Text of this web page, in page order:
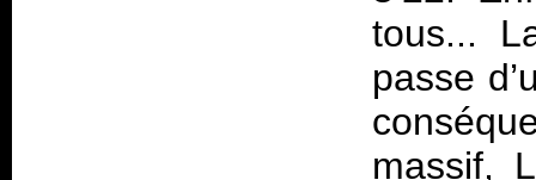
tous...
passe
massif,